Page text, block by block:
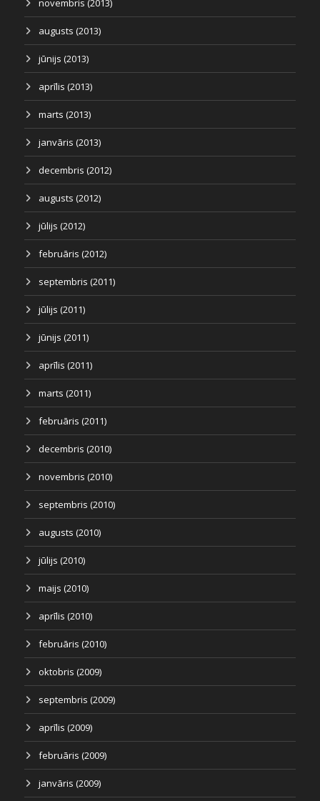
novembris (2013)
augusts (2013)
jūnijs (2013)
aprīlis (2013)
marts (2013)
janvāris (2013)
decembris (2012)
augusts (2012)
jūlijs (2012)
februāris (2012)
septembris (2011)
jūlijs (2011)
jūnijs (2011)
aprīlis (2011)
marts (2011)
februāris (2011)
decembris (2010)
novembris (2010)
septembris (2010)
augusts (2010)
jūlijs (2010)
maijs (2010)
aprīlis (2010)
februāris (2010)
oktobris (2009)
septembris (2009)
aprīlis (2009)
februāris (2009)
janvāris (2009)